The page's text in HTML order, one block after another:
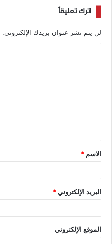
اترك تعليقاً
لن يتم نشر عنوان بريدك الإلكتروني.
الاسم *
البريد الإلكتروني*
الموقع الإلكتروني